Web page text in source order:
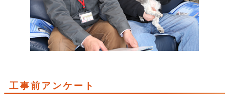
工事前アンケート